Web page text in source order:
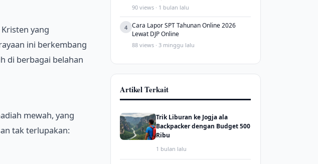
yang
ini berkembang
di berbagai belahan
mewah, yang
tak terlupakan:
90 views · 1 bulan lalu
4
Cara Lapor SPT Tahunan Online 2026
Lewat DJP Online
88 views · 3 minggu lalu
Artikel Terkait
Trik Liburan ke Jogja ala
Backpacker dengan Budget 500
Ribu
1 bulan lalu